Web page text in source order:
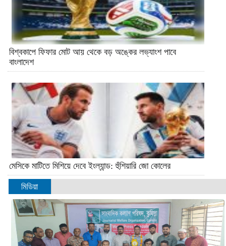
বিশ্বকাপে ফিফার মোট আয় থেকে বড় অঙ্কের লভ্যাংশ পাবে
বাংলাদেশ
মেসিকে মাটিতে মিশিয়ে দেবে ইংল্যান্ড: হুঁশিয়ারি জো কোলের
মিডিয়া